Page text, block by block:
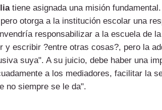
tiene asignada una misión
otorga a la institución escolar una
responsabilizar a la escuela de
y escribir ?entre otras cosas?, pero la
suya". A su juicio, debe haber una
a los mediadores, facilitar la
no siempre se le da".